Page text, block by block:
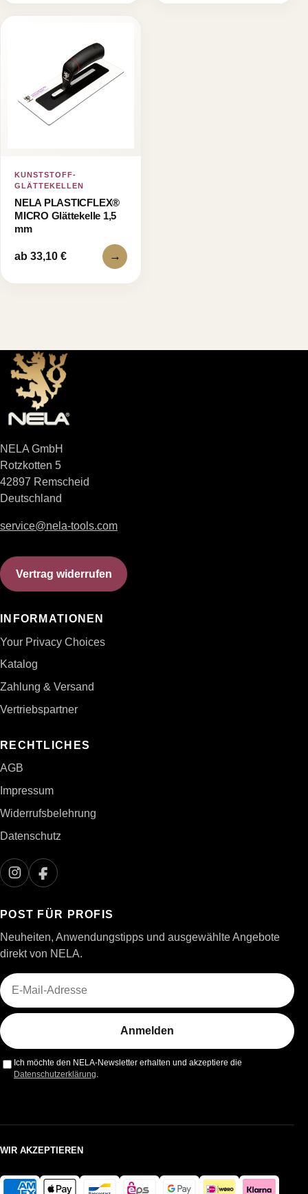
KUNSTSTOFF-
GLÄTTEKELLEN
NELA PLASTICFLEX®
MICRO Glättekelle 1,5
mm
ab 33,10 € →
NELA GmbH
Rotzkotten 5
42897 Remscheid
Deutschland
service@nela-tools.com
Vertrag widerrufen
INFORMATIONEN
Your Privacy Choices
Katalog
Zahlung & Versand
Vertriebspartner
RECHTLICHES
AGB
Impressum
Widerrufsbelehrung
Datenschutz
POST FÜR PROFIS
Neuheiten, Anwendungstipps und ausgewählte Angebote
direkt von NELA.
E-Mail-Adresse
Anmelden
Ich möchte den NELA-Newsletter erhalten und akzeptiere die
Datenschutzerklärung.
WIR AKZEPTIEREN